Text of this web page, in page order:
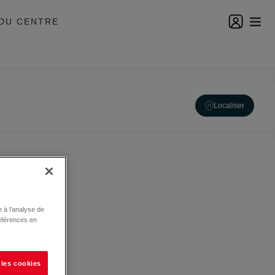
CENTRE
Localiser
l’analyse de
en
cookies